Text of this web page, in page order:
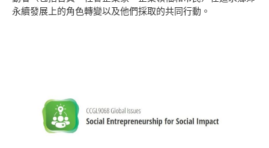
永續發展上的角色轉變以及他們採取的共同行動。